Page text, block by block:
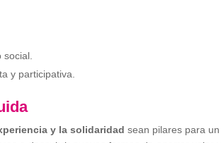
y participativa.
y la solidaridad sean pilares para un